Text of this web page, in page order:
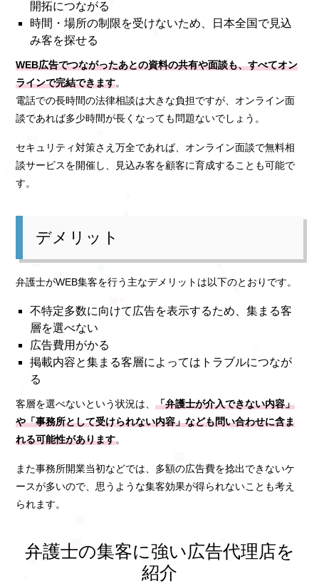
開拓につながる
時間・場所の制限を受けないため、日本全国で見込
み客を探せる
WEB広告でつながったあとの資料の共有や面談も、すべてオン
ラインで完結できます。
電話での長時間の法律相談は大きな負担ですが、オンライン面
談であれば多少時間が長くなっても問題ないでしょう。
セキュリティ対策さえ万全であれば、オンライン面談で無料相
談サービスを開催し、見込み客を顧客に育成することも可能で
す。
デメリット
弁護士がWEB集客を行う主なデメリットは以下のとおりです。
不特定多数に向けて広告を表示するため、集まる客
層を選べない
広告費用がかる
掲載内容と集まる客層によってはトラブルにつなが
る
客層を選べないという状況は、「弁護士が介入できない内容」
や「事務所として受けられない内容」なども問い合わせに含ま
れる可能性があります。
また事務所開業当初などでは、多額の広告費を捻出できないケ
ースが多いので、思うような集客効果が得られないことも考え
られます。
弁護士の集客に強い広告代理店を
紹介